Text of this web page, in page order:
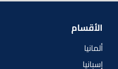
الأقسام
ألمانيا
إسبانيا